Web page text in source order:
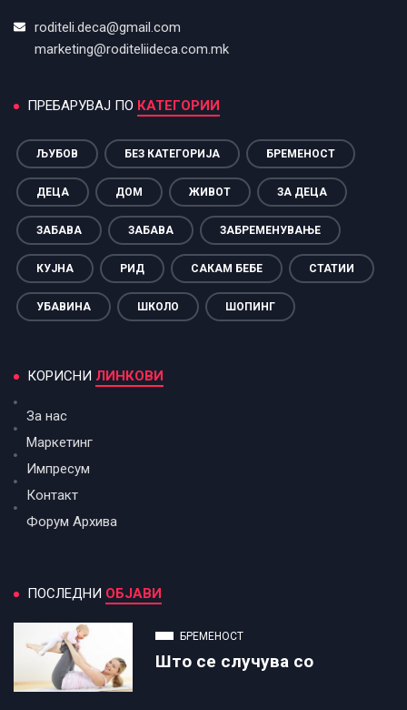
roditeli.deca@gmail.com
marketing@roditeliideca.com.mk
ПРЕБАРУВАЈ ПО КАТЕГОРИИ
ЉУБОВ БЕЗ КАТЕГОРИЈА БРЕМЕНОСТ
ДЕЦА ДОМ ЖИВОТ ЗА ДЕЦА
ЗАБАВА ЗАБАВА ЗАБРЕМЕНУВАЊЕ
КУЈНА РИД САКАМ БЕБЕ СТАТИИ
УБАВИНА ШКОЛО ШОПИНГ
КОРИСНИ ЛИНКОВИ
За нас
Маркетинг
Импресум
Контакт
Форум Архива
ПОСЛЕДНИ ОБЈАВИ
БРЕМЕНОСТ
Што се случува со